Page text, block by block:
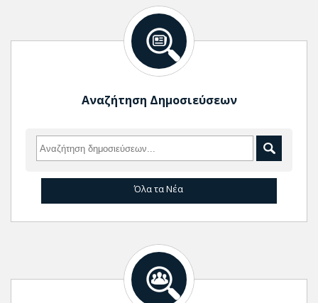
Αναζήτηση Δημοσιεύσεων
Όλα τα Νέα